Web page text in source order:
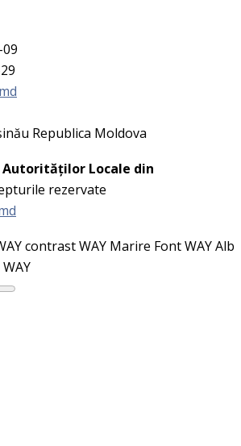
Republica Moldova
Autorităţilor Locale din
rezervate
contrast WAY Marire Font WAYAlb